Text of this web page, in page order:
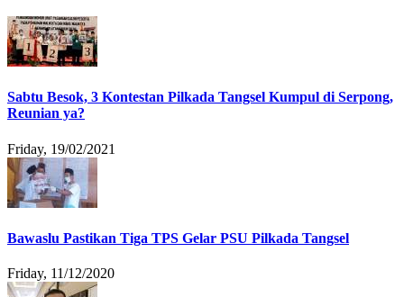
Sabtu Besok, 3 Kontestan Pilkada Tangsel Kumpul di Serpong,
Reunian ya?
Friday, 19/02/2021
Bawaslu Pastikan Tiga TPS Gelar PSU Pilkada Tangsel
Friday, 11/12/2020